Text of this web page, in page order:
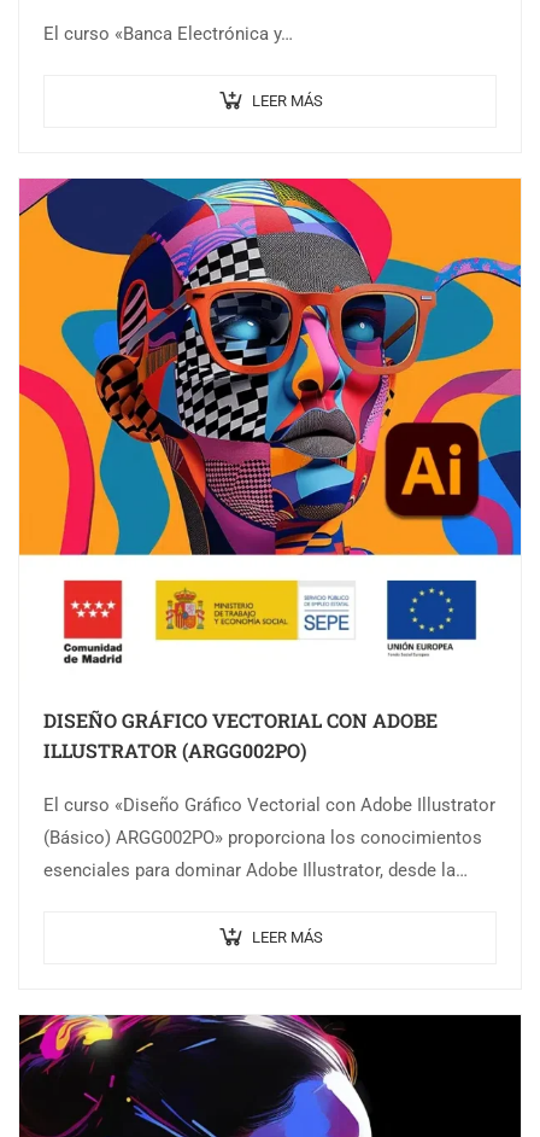
El curso «Banca Electrónica y…
LEER MÁS
DISEÑO GRÁFICO VECTORIAL CON ADOBE
ILLUSTRATOR (ARGG002PO)
El curso «Diseño Gráfico Vectorial con Adobe Illustrator
(Básico) ARGG002PO» proporciona los conocimientos
esenciales para dominar Adobe Illustrator, desde la
LEER MÁS